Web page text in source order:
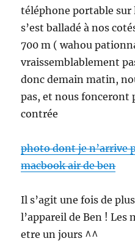
téléphone portable
s’est balladé à nos
700 m ( wahou
vraissemblablement
donc demain matin,
pas, et nous fonceront
contrée
photo dont je n’arrive
macbook air de ben
Il s’agit une fois de
l’appareil de Ben !
etre un jours ^^